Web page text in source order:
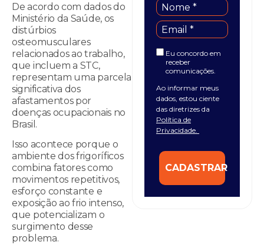
De acordo com dados do
Ministério da Saúde, os
distúrbios
osteomusculares
relacionados ao trabalho,
que incluem a STC,
representam uma parcela
significativa dos
afastamentos por
doenças ocupacionais no
Brasil.
Isso acontece porque o
ambiente dos frigoríficos
combina fatores como
movimentos repetitivos,
esforço constante e
exposição ao frio intenso,
que potencializam o
surgimento desse
problema.
Eu concordo em
receber
comunicações.
Ao informar meus
dados, estou ciente
das diretrizes da
Política de
Privacidade.
CADASTRAR